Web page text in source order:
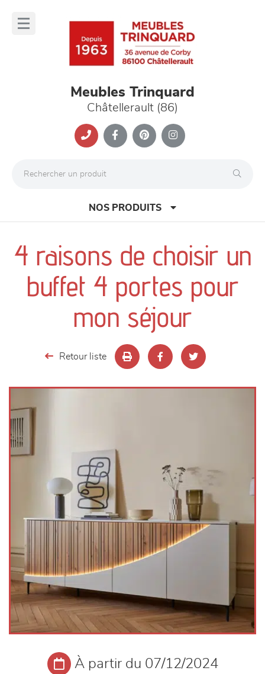
Meubles Trinquard
Châtellerault (86)
NOS PRODUITS
canapés et fauteuils
séjours
chambres et dressing
4 raisons de choisir un
buffet 4 portes pour
mon séjour
Retour liste
À partir du 07/12/2024